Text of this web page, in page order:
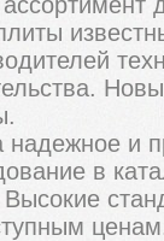
надежное и
в
Высокие